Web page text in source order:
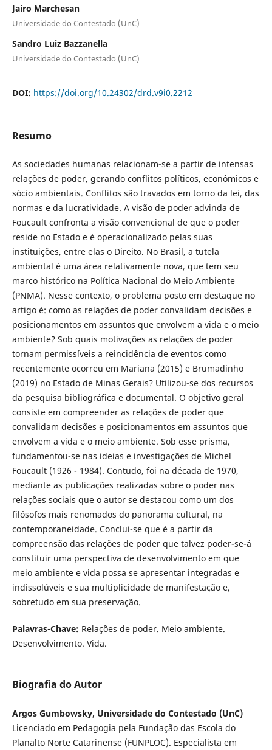
Jairo Marchesan
Universidade do Contestado (UnC)
Sandro Luiz Bazzanella
Universidade do Contestado (UnC)
DOI: https://doi.org/10.24302/drd.v9i0.2212
Resumo
As sociedades humanas relacionam-se a partir de intensas
relações de poder, gerando conflitos políticos, econômicos e
sócio ambientais. Conflitos são travados em torno da lei, das
normas e da lucratividade. A visão de poder advinda de
Foucault confronta a visão convencional de que o poder
reside no Estado e é operacionalizado pelas suas
instituições, entre elas o Direito. No Brasil, a tutela
ambiental é uma área relativamente nova, que tem seu
marco histórico na Política Nacional do Meio Ambiente
(PNMA). Nesse contexto, o problema posto em destaque no
artigo é: como as relações de poder convalidam decisões e
posicionamentos em assuntos que envolvem a vida e o meio
ambiente? Sob quais motivações as relações de poder
tornam permissíveis a reincidência de eventos como
recentemente ocorreu em Mariana (2015) e Brumadinho
(2019) no Estado de Minas Gerais? Utilizou-se dos recursos
da pesquisa bibliográfica e documental. O objetivo geral
consiste em compreender as relações de poder que
convalidam decisões e posicionamentos em assuntos que
envolvem a vida e o meio ambiente. Sob esse prisma,
fundamentou-se nas ideias e investigações de Michel
Foucault (1926 - 1984). Contudo, foi na década de 1970,
mediante as publicações realizadas sobre o poder nas
relações sociais que o autor se destacou como um dos
filósofos mais renomados do panorama cultural, na
contemporaneidade. Conclui-se que é a partir da
compreensão das relações de poder que talvez poder-se-á
constituir uma perspectiva de desenvolvimento em que
meio ambiente e vida possa se apresentar integradas e
indissolúveis e sua multiplicidade de manifestação e,
sobretudo em sua preservação.
Palavras-Chave: Relações de poder. Meio ambiente.
Desenvolvimento. Vida.
Biografia do Autor
Argos Gumbowsky, Universidade do Contestado (UnC)
Licenciado em Pedagogia pela Fundação das Escola do
Planalto Norte Catarinense (FUNPLOC). Especialista em